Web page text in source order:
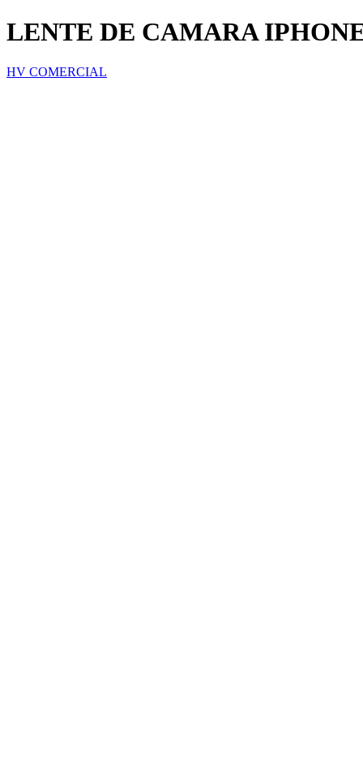
LENTE DE CAMARA
HV COMERCIAL